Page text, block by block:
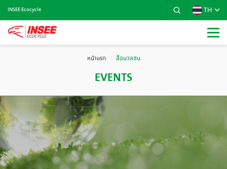
INSEE Ecocycle TH
หน้าแรก สื่อมวลชน
EVENTS